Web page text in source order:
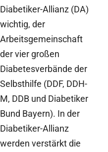
Diabetiker-Allianz (DA)
wichtig, der
Arbeitsgemeinschaft
der vier großen
Diabetesverbände der
Selbsthilfe (DDF, DDH-
M, DDB und Diabetiker
Bund Bayern). In der
Diabetiker-Allianz
werden verstärkt die